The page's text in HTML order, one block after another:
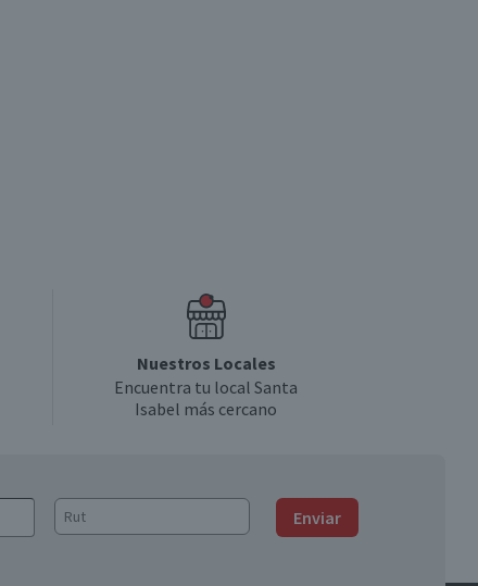
Nuestros Locales
Encuentra tu local Santa
Isabel más cercano
Enviar